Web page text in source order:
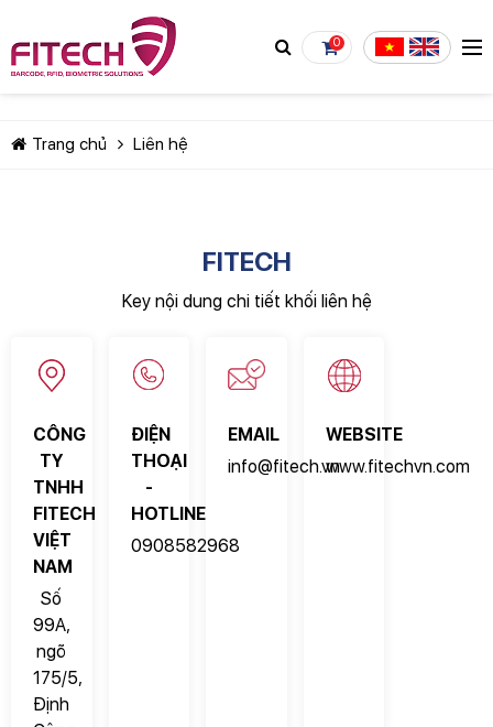
0
TIẾP TỤC MUA HÀNG
Trang chủ Liên hệ
FITECH
Key nội dung chi tiết khối liên hệ
CÔNG
TY
TNHH
FITECH
VIỆT
NAM
Số
99A,
ngõ
175/5,
Định
ĐIỆN
THOẠI
-
HOTLINE
0908582968
EMAIL
info@fitech.vn
WEBSITE
www.fitechvn.com